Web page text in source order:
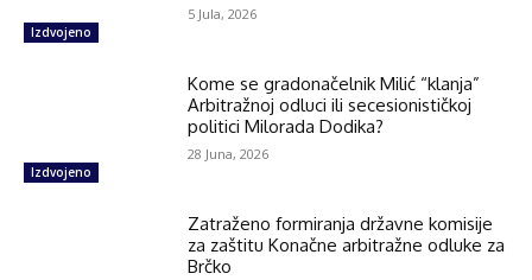
Izdvojeno
5 Jula, 2026
Izdvojeno
Kome se gradonačelnik Milić “klanja”
Arbitražnoj odluci ili secesionističkoj
politici Milorada Dodika?
28 Juna, 2026
Zatraženo formiranja državne komisije
za zaštitu Konačne arbitražne odluke za
Brčko